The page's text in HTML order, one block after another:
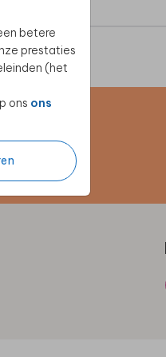
betere
prestaties
(het
ons ons